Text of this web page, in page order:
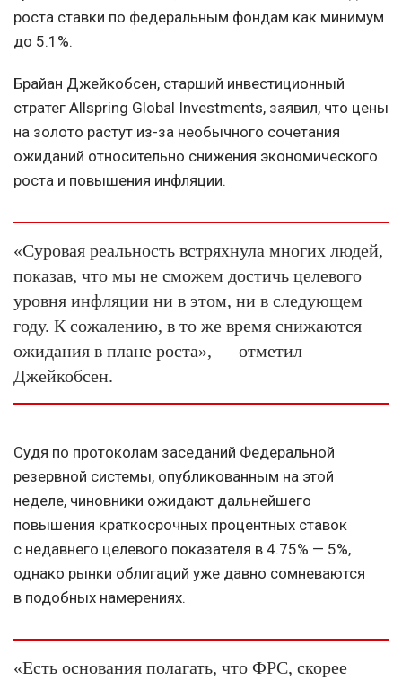
роста ставки по федеральным фондам как минимум
до 5.1%.
Брайан Джейкобсен, старший инвестиционный
стратег Allspring Global Investments, заявил, что цены
на золото растут из-за необычного сочетания
ожиданий относительно снижения экономического
роста и повышения инфляции.
«Суровая реальность встряхнула многих людей,
показав, что мы не сможем достичь целевого
уровня инфляции ни в этом, ни в следующем
году. К сожалению, в то же время снижаются
ожидания в плане роста», —отметил
Джейкобсен.
Судя по протоколам заседаний Федеральной
резервной системы, опубликованным на этой
неделе, чиновники ожидают дальнейшего
повышения краткосрочных процентных ставок
с недавнего целевого показателя в 4.75% — 5%,
однако рынки облигаций уже давно сомневаются
в подобных намерениях.
«Есть основания полагать, что ФРС, скорее